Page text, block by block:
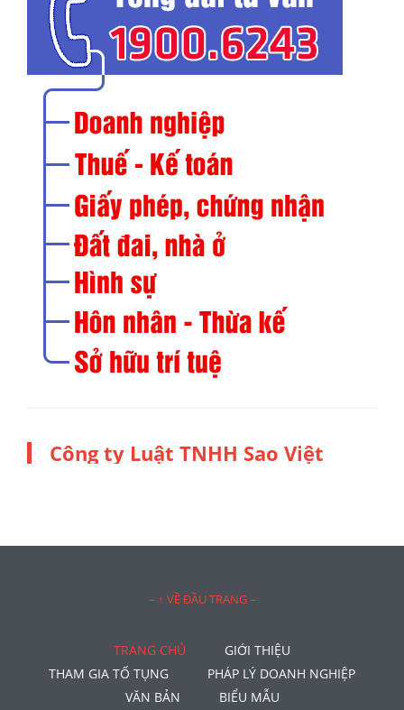
Công ty Luật TNHH Sao Việt
– ↑ VỀ ĐẦU TRANG –
TRANG CHỦ
GIỚI THIỆU
THAM GIA TỐ TỤNG
PHÁP LÝ DOANH NGHIỆP
VĂN BẢN
BIỂU MẪU